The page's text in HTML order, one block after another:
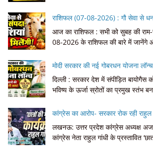
राशिफल (07-08-2026) : गौ सेवा से
आज का राशिफल : सभी को सुबह की
08-2026 के राशिफल की बारे में जानेंगे
मोदी सरकार की नई गोबरधन योजना
दिल्ली : सरकार देश में संपीड़ित बायोगैस
भविष्य के ऊर्जा स्रोतों का प्रमुख स्तंभ
कांग्रेस का आरोप- सरकार रोक रही राहुल
लखनऊ: उत्तर प्रदेश कांग्रेस अध्यक्ष
कांग्रेस नेता राहुल गांधी के प्रस्तावित